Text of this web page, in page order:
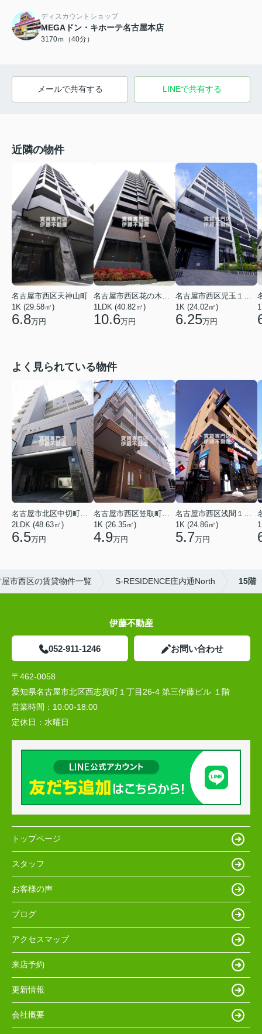
ディスカウントショップ
MEGAドン・キホーテ名古屋本店
3170ｍ（40分）
メールで共有する LINEで共有する
近隣の物件
名古屋市西区天神山町
1K (29.58㎡)
6.8万円
1LDK (40.82㎡)
10.6万円
名古屋市西区児玉１丁目
1K (24.02㎡)
6.25万円
よく見られている物件
2LDK (48.63㎡)
6.5万円
1K (26.35㎡)
4.9万円
1K (24.86㎡)
5.7万円
屋市西区の賃貸物件一覧 S-RESIDENCE庄内通North 15階
伊藤不動産
052-911-1246 お問い合わせ
〒462-0058
愛知県名古屋市北区西志賀町１丁目26-4 第三伊藤ビル １階
営業時間： 10:00‐18:00
定休日： 水曜日
トップページ
スタッフ
お客様の声
ブログ
アクセスマップ
来店予約
更新情報
会社概要